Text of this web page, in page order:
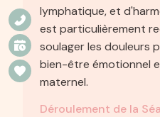
lymphatique, et
est particulièrement
soulager les douleurs
bien-être émotionnel
maternel.
Déroulement de la